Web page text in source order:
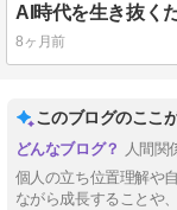
8ヶ月前
このブログのここ
人間関
個人の立ち位置理解や
ながら成長することや